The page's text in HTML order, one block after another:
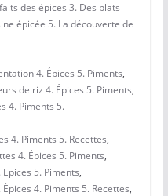
des épices 3. Des plats
épicée 5. La découverte de
4. Épices 5. Piments,
de riz 4. Épices 5. Piments,
4. Piments 5.
4. Piments 5. Recettes,
4. Épices 5. Piments,
5. Piments,
4. Piments 5. Recettes,